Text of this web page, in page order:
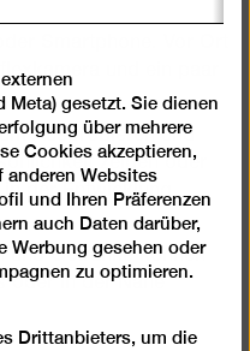
Smartphone. Vor Ort
und ein paar
Ausprobieren und
zeigen oder
der Entwicklung
und Getränke können
oder in der Nähe
Meta) gesetzt. Sie dienen
über mehrere
Cookies akzeptieren,
anderen Websites
und Ihren Präferenzen
auch Daten darüber,
Werbung gesehen oder
zu optimieren.
Drittanbieters, um die